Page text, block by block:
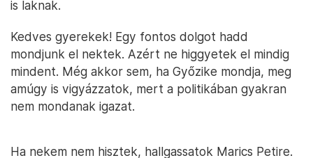
is laknak.
Kedves gyerekek! Egy fontos dolgot hadd
mondjunk el nektek. Azért ne higgyetek el mindig
mindent. Még akkor sem, ha Győzike mondja, meg
amúgy is vigyázzatok, mert a politikában gyakran
nem mondanak igazat.
Ha nekem nem hisztek, hallgassatok Marics Petire.